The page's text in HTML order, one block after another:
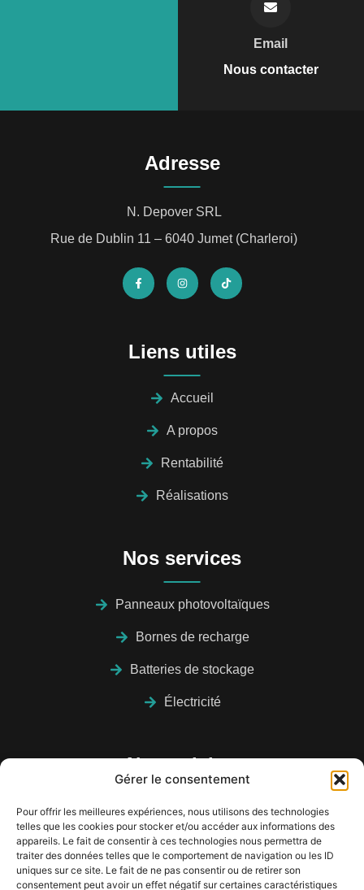
Gérer le consentement
Pour offrir les meilleures expériences, nous utilisons des technologies
telles que les cookies pour stocker et/ou accéder aux informations des
appareils. Le fait de consentir à ces technologies nous permettra de
traiter des données telles que le comportement de navigation ou les ID
uniques sur ce site. Le fait de ne pas consentir ou de retirer son
consentement peut avoir un effet négatif sur certaines caractéristiques
Email
Nous contacter
Adresse
N. Depover SRL
Rue de Dublin 11 – 6040 Jumet (Charleroi)
Liens utiles
Accueil
A propos
Rentabilité
Réalisations
Nos services
Panneaux photovoltaïques
Bornes de recharge
Batteries de stockage
Électricité
Nous visiter